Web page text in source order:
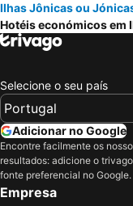
Angsana Corfu
Strada Marina
Atlantis Hotel
Blue Princess Beach Hotel
Royal
Belussi Beach Hotel &
Iolida Corfu Resort & Spa by
Paleo ArtNouveau Hotel -
Ilhas Jônicas ou
Hotéis económicos em
Selecione o seu país
Adicionar no Google
Encontre facilmente os
resultados: adicione o
fonte preferencial no Google.
Empresa